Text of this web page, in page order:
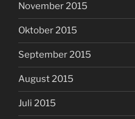
November 2015
Oktober 2015
September 2015
August 2015
Juli 2015